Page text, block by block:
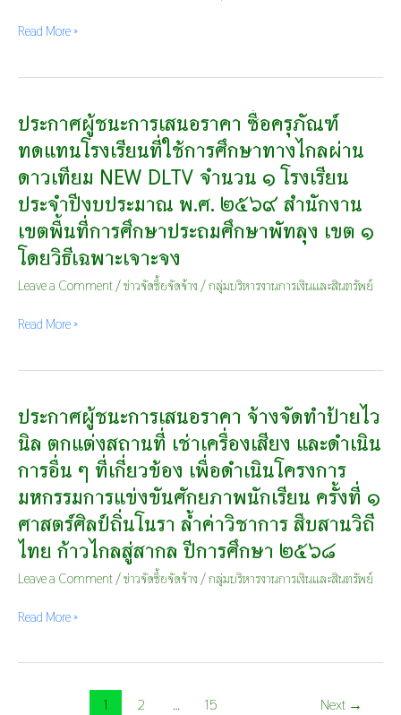
๒๕๖๙
มีนาคม
๒๕๖๙)
อนุบาล
ประกวด
อิเล็กทรอนิกส์
(e-
bidding)
เพื่อ
อบรม
ผู้
บังคับ
บัญชา
หน่วย
เสือ
จิต
พระราชทาน
ปีงบประมาณ
๒๕๖๘
วิธี
เฉพาะ
เจาะจง
Read More »
ประกาศผู้ชนะการเสนอราคา ซื้อครุภัณฑ์
ทดแทนโรงเรียนที่ใช้การศึกษาทางไกลผ่าน
ดาวเทียม NEW DLTV จำนวน ๑ โรงเรียน
ประจำปีงบประมาณ พ.ศ. ๒๕๖๙ สำนักงาน
เขตพื้นที่การศึกษาประถมศึกษาพัทลุง เขต ๑
โดยวิธีเฉพาะเจาะจง
Leave a Comment /ข่าวจัดซื้อจัดจ้าง /กลุ่มบริหารงานการเงินและสินทรัพย์
ประกาศ
ชนะ
การ
เสนอ
ราคา
ซื้อ
ครุภัณฑ์
ทดแทน
โรงเรียน
ใช้
ผ่าน
ดาวเทียม
DLTV
จำนวน
โรงเรียน
ประจำ
ปีงบประมาณ
พ.ศ.
๒๕๖๙
สำนักงาน
พื้นที่
Read More »
ประกาศผู้ชนะการเสนอราคา จ้างจัดทำป้ายไว
นิล ตกแต่งสถานที่ เช่าเครื่องเสียง และดำเนิน
การอื่น ๆ ที่เกี่ยวข้อง เพื่อดำเนินโครงการ
มหกรรมการแข่งขันศักยภาพนักเรียน ครั้งที่ ๑
ศาสตร์ศิลป์ถิ่นโนรา ล้ำค่าวิชาการ สืบสานวิถี
ไทย ก้าวไกลสู่สากล ปีการศึกษา ๒๕๖๘
Leave a Comment /ข่าวจัดซื้อจัดจ้าง /กลุ่มบริหารงานการเงินและสินทรัพย์
ประกาศ
ผู้
ชนะ
การ
ราคา
จ้าง
จัด
ทำ
ป้าย
นิล
Read More »
1 2 … 15 Next →